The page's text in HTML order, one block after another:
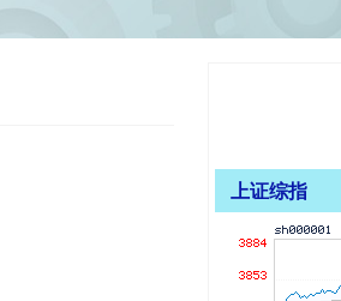
上证综指